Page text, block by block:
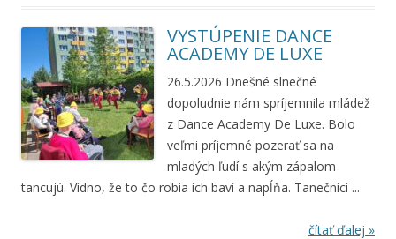
VYSTÚPENIE DANCE
ACADEMY DE LUXE
26.5.2026 Dnešné slnečné
dopoludnie nám spríjemnila mládež
z Dance Academy De Luxe. Bolo
veľmi príjemné pozerať sa na
mladých ľudí s akým zápalom
tancujú. Vidno, že to čo robia ich baví a napĺňa. Tanečníci ...
čítať ďalej »